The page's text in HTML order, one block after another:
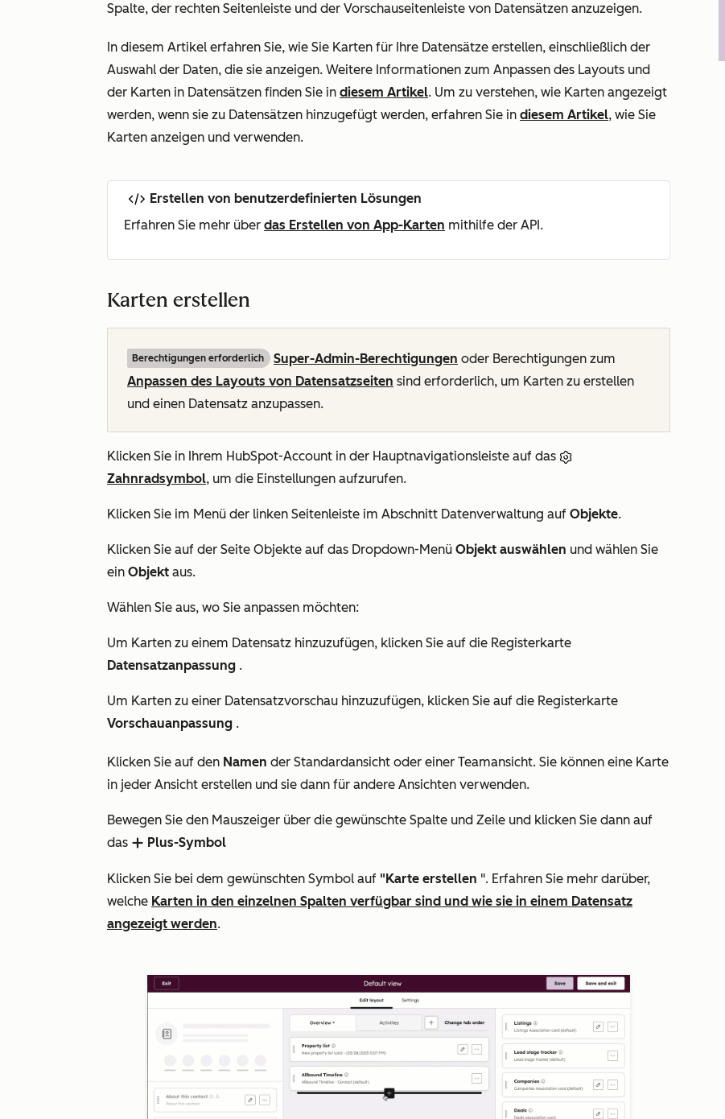
Spalte, der rechten Seitenleiste und der Vorschauseitenleiste von Datensätzen anzuzeigen.
In diesem Artikel erfahren Sie, wie Sie Karten für Ihre Datensätze erstellen, einschließlich der
Auswahl der Daten, die sie anzeigen. Weitere Informationen zum Anpassen des Layouts und
der Karten in Datensätzen finden Sie in diesem Artikel. Um zu verstehen, wie Karten angezeigt
werden, wenn sie zu Datensätzen hinzugefügt werden, erfahren Sie in diesem Artikel, wie Sie
Karten anzeigen und verwenden.
Erstellen von benutzerdefinierten Lösungen
Erfahren Sie mehr über das Erstellen von App-Karten mithilfe der API.
Karten erstellen
Berechtigungen erforderlich Super-Admin-Berechtigungen oder Berechtigungen zum
Anpassen des Layouts von Datensatzseiten sind erforderlich, um Karten zu erstellen
und einen Datensatz anzupassen.
Klicken Sie in Ihrem HubSpot-Account in der Hauptnavigationsleiste auf das
Zahnradsymbol, um die Einstellungen aufzurufen.
Klicken Sie im Menü der linken Seitenleiste im Abschnitt Datenverwaltung auf Objekte.
Klicken Sie auf der Seite Objekte auf das Dropdown-Menü Objekt auswählen und wählen Sie
ein Objekt aus.
Wählen Sie aus, wo Sie anpassen möchten:
Um Karten zu einem Datensatz hinzuzufügen, klicken Sie auf die Registerkarte
Datensatzanpassung .
Um Karten zu einer Datensatzvorschau hinzuzufügen, klicken Sie auf die Registerkarte
Vorschauanpassung .
Klicken Sie auf den Namen der Standardansicht oder einer Teamansicht. Sie können eine Karte
in jeder Ansicht erstellen und sie dann für andere Ansichten verwenden.
Bewegen Sie den Mauszeiger über die gewünschte Spalte und Zeile und klicken Sie dann auf
das add Plus-Symbol
Klicken Sie bei dem gewünschten Symbol auf "Karte erstellen ". Erfahren Sie mehr darüber,
welche Karten in den einzelnen Spalten verfügbar sind und wie sie in einem Datensatz
angezeigt werden.